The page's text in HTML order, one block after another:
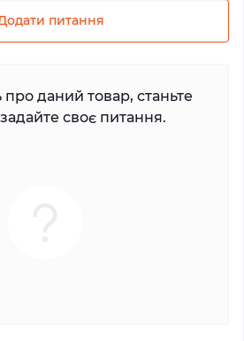
питання
даний товар, станьте
своє питання.